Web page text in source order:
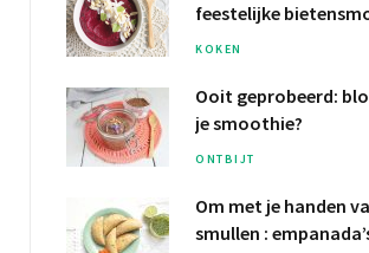
feestelijke
KOKEN
Ooit geprobeerd:
je smoothie?
ONTBIJT
Om met je handen
smullen :